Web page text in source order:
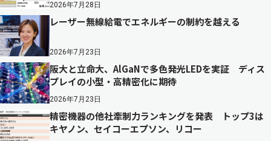
2026年7月28日
レーザー無線給電でエネルギーの制約を越える
2026年7月23日
阪大と立命大、AlGaNで多色発光LEDを実証 ディス
プレイの小型・高精密化に期待
2026年7月23日
精密機器の他社牽制力ランキングを発表 トップ3は
キヤノン、セイコーエプソン、リコー